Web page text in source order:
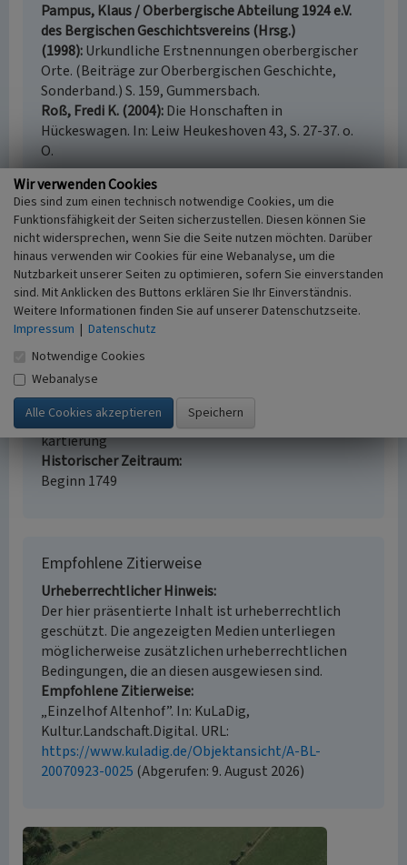
Pampus, Klaus / Oberbergische Abteilung 1924 e.V.
des Bergischen Geschichtsvereins (Hrsg.)
(1998) Urkundliche Erstnennungen oberbergischer
Orte. (Beiträge zur Oberbergischen Geschichte,
Sonderband.) S. 159, Gummersbach.
Roß, Fredi K. (2004) Die Honschaften in
Hückeswagen. In: Leiw Heukeshoven 43, S. 27-37. o.
O.
Einzelhof Altenhof
Schlagwörter
Einzelhof
Fachsicht(en)
Kulturlandschaftspflege
Erfassungsmaßstab
i.d.R. 1:5.000 (größer als 1:20.000)
Erfassungsmethode
Auswertung historischer Karten,
Literaturauswertung, Geländebegehung/-
kartierung
Historischer Zeitraum
Beginn 1749
Empfohlene Zitierweise
Urheberrechtlicher Hinweis
Der hier präsentierte Inhalt ist urheberrechtlich
geschützt. Die angezeigten Medien unterliegen
möglicherweise zusätzlichen urheberrechtlichen
Bedingungen, die an diesen ausgewiesen sind.
Empfohlene Zitierweise
„Einzelhof Altenhof”. In: KuLaDig,
Kultur.Landschaft.Digital. URL:
https://www.kuladig.de/Objektansicht/A-BL-
20070923-0025 (Abgerufen: 9. August 2026)
Wir verwenden Cookies
Dies sind zum einen technisch notwendige Cookies, um die
Funktionsfähigkeit der Seiten sicherzustellen. Diesen können Sie
nicht widersprechen, wenn Sie die Seite nutzen möchten. Darüber
hinaus verwenden wir Cookies für eine Webanalyse, um die
Nutzbarkeit unserer Seiten zu optimieren, sofern Sie einverstanden
sind. Mit Anklicken des Buttons erklären Sie Ihr Einverständnis.
Weitere Informationen finden Sie auf unserer Datenschutzseite.
Impressum | Datenschutz
Notwendige Cookies
Webanalyse